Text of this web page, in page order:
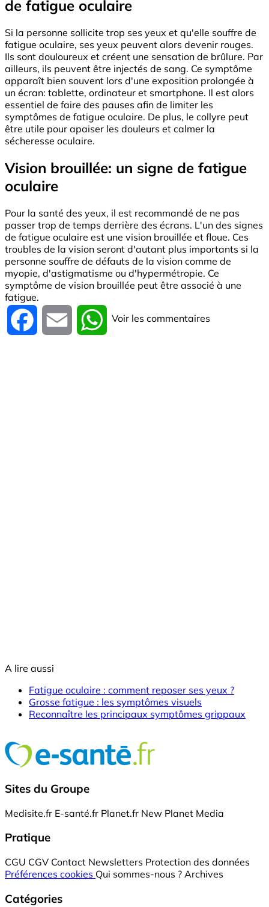
de fatigue oculaire
Si la personne sollicite trop ses yeux et qu'elle souffre de
fatigue oculaire, ses yeux peuvent alors devenir rouges.
Ils sont douloureux et créent une sensation de brûlure. Par
ailleurs, ils peuvent être injectés de sang. Ce symptôme
apparaît bien souvent lors d'une exposition prolongée à
un écran: tablette, ordinateur et smartphone. Il est alors
essentiel de faire des pauses afin de limiter les
symptômes de fatigue oculaire. De plus, le collyre peut
être utile pour apaiser les douleurs et calmer la
sécheresse oculaire.
Vision brouillée: un signe de fatigue
oculaire
Pour la santé des yeux, il est recommandé de ne pas
passer trop de temps derrière des écrans. L'un des signes
de fatigue oculaire est une vision brouillée et floue. Ces
troubles de la vision seront d'autant plus importants si la
personne souffre de défauts de la vision comme de
myopie, d'astigmatisme ou d'hypermétropie. Ce
symptôme de vision brouillée peut être associé à une
fatigue.
Facebook Email WhatsApp
Voir les commentaires
A lire aussi
Fatigue oculaire : comment reposer ses yeux ?
Grosse fatigue : les symptômes visuels
Reconnaître les principaux symptômes grippaux
Sites du Groupe
Medisite.fr E-santé.fr Planet.fr New Planet Media
Pratique
CGU CGV Contact Newsletters Protection des données
Préférences cookies Qui sommes-nous ? Archives
Catégories